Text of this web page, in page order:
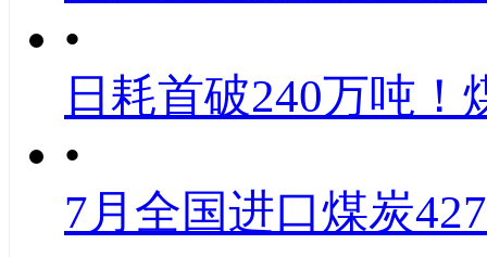
•
日耗首破240万吨！
•
7月全国进口煤炭